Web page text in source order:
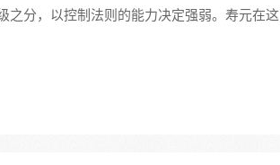
之分，以控制法则的能力决定强弱。寿元在这